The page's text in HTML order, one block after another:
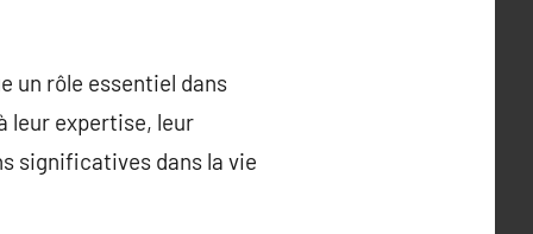
un rôle essentiel dans
leur expertise, leur
significatives dans la vie